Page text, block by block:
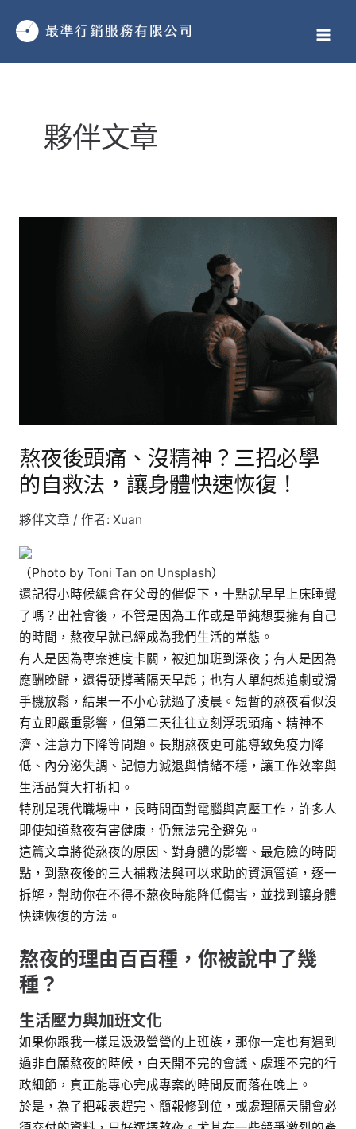
夥伴文章
熬夜後頭痛、沒精神？三招必學
的自救法，讓身體快速恢復！
夥伴文章 / 作者: Xuan
（Photo by Toni Tan on Unsplash）
還記得小時候總會在父母的催促下，十點就早早上床睡覺
了嗎？出社會後，不管是因為工作或是單純想要擁有自己
的時間，熬夜早就已經成為我們生活的常態。
有人是因為專案進度卡關，被迫加班到深夜；有人是因為
應酬晚歸，還得硬撐著隔天早起；也有人單純想追劇或滑
手機放鬆，結果一不小心就過了凌晨。短暫的熬夜看似沒
有立即嚴重影響，但第二天往往立刻浮現頭痛、精神不
濟、注意力下降等問題。長期熬夜更可能導致免疫力降
低、內分泌失調、記憶力減退與情緒不穩，讓工作效率與
生活品質大打折扣。
特別是現代職場中，長時間面對電腦與高壓工作，許多人
即使知道熬夜有害健康，仍無法完全避免。
這篇文章將從熬夜的原因、對身體的影響、最危險的時間
點，到熬夜後的三大補救法與可以求助的資源管道，逐一
拆解，幫助你在不得不熬夜時能降低傷害，並找到讓身體
快速恢復的方法。
熬夜的理由百百種，你被說中了幾
種？
生活壓力與加班文化
如果你跟我一樣是汲汲營營的上班族，那你一定也有遇到
過非自願熬夜的時候，白天開不完的會議、處理不完的行
政細節，真正能專心完成專案的時間反而落在晚上。
於是，為了把報表趕完、簡報修到位，或處理隔天開會必
學
的
救
法，
讓
身
體
快
速
恢
復！